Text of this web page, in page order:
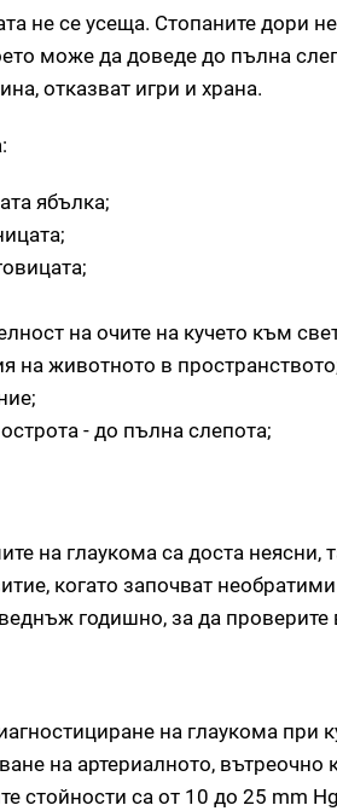
не се усеща. Стопаните дори
може да доведе до пълна
отказват игри и храна.
ябълка;
на очите на кучето към
на животното в
- до пълна слепота;
на глаукома са доста
когато започват
годишно, за да проверите
на глаукома при
на артериалното,
стойности са от 10 до 25 mm